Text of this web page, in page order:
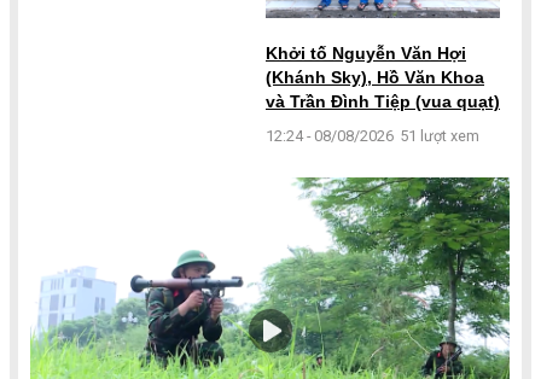
Khởi tố Nguyễn Văn Hợi
(Khánh Sky), Hồ Văn Khoa
và Trần Đình Tiệp (vua quạt)
12:24 - 08/08/2026 51 lượt xem